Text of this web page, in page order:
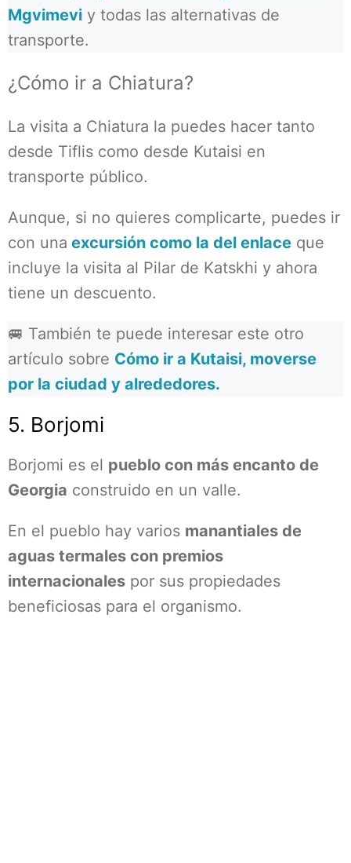
Mgvimevi y todas las alternativas de
transporte.
¿Cómo ir a Chiatura?
La visita a Chiatura la puedes hacer tanto
desde Tiflis como desde Kutaisi en
transporte público.
Aunque, si no quieres complicarte, puedes ir
con una excursión como la del enlace que
incluye la visita al Pilar de Katskhi y ahora
tiene un descuento.
🚐 También te puede interesar este otro
artículo sobre Cómo ir a Kutaisi, moverse
por la ciudad y alrededores.
5. Borjomi
Borjomi es el pueblo con más encanto de
Georgia construido en un valle.
En el pueblo hay varios manantiales de
aguas termales con premios
internacionales por sus propiedades
beneficiosas para el organismo.